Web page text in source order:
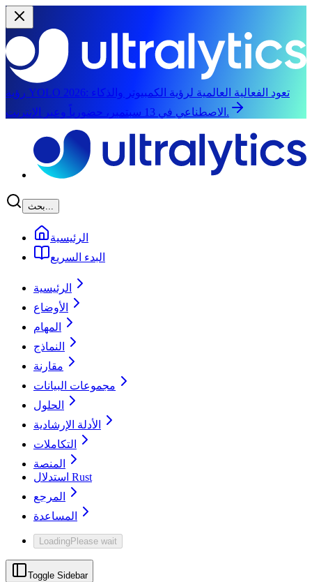
رؤية YOLO 2026: تعود الفعالية العالمية لرؤية الكمبيوتر والذكاء
الاصطناعي في 13 سبتمبر، حضورياً وعبر الإنترنت.
بحث...
الرئيسية
البدء السريع
الرئيسية
الأوضاع
المهام
النماذج
مقارنة
مجموعات البيانات
الحلول
الأدلة الإرشادية
التكاملات
المنصة
استدلال Rust
المرجع
المساعدة
LoadingPlease wait
Toggle Sidebar